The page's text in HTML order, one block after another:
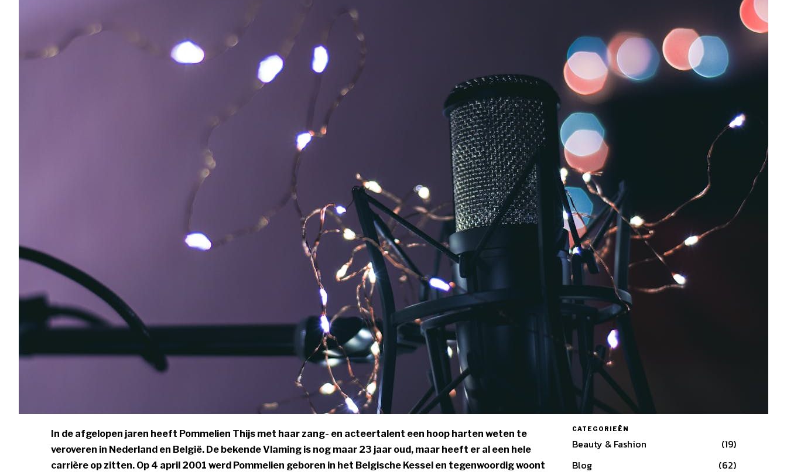
In de afgelopen jaren heeft Pommelien Thijs met haar zang- en acteertalent een hoop harten weten te
veroveren in Nederland en België. De bekende Vlaming is nog maar 23 jaar oud, maar heeft er al een hele
carrière op zitten. Op 4 april 2001 werd Pommelien geboren in het Belgische Kessel en tegenwoordig woont
CATEGORIEËN
Beauty & Fashion
19
Blog
62